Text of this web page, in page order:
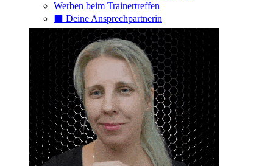
Werben beim Trainertreffen
⬛️ Deine Ansprechpartnerin